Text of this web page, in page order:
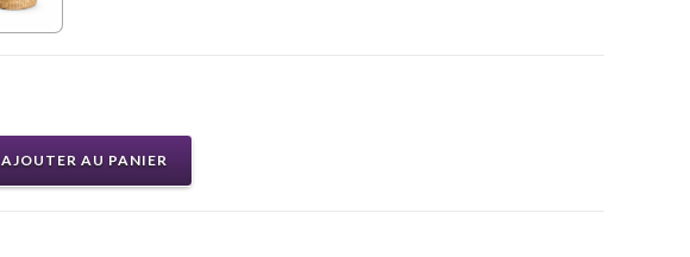
AJOUTER AU PANIER